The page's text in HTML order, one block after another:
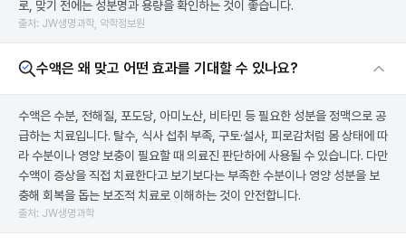
로, 맞기 전에는 성분명과 용량을 확인하는 것이 좋습니다.
출처: JW생명과학, 약학정보원
수액은 왜 맞고 어떤 효과를 기대할 수 있나요?
수액은 수분, 전해질, 포도당, 아미노산, 비타민 등 필요한 성분을 정맥으로 공
급하는 치료입니다. 탈수, 식사 섭취 부족, 구토·설사, 피로감처럼 몸 상태에 따
라 수분이나 영양 보충이 필요할 때 의료진 판단하에 사용될 수 있습니다. 다만
수액이 증상을 직접 치료한다고 보기보다는 부족한 수분이나 영양 성분을 보
충해 회복을 돕는 보조적 치료로 이해하는 것이 안전합니다.
출처: JW생명과학